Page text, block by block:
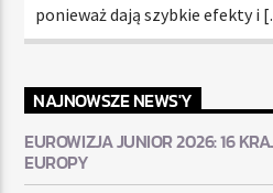
ponieważ dają szybkie efekty i
NAJNOWSZE NEWS'Y
EUROWIZJA JUNIOR 2026: 16
EUROPY